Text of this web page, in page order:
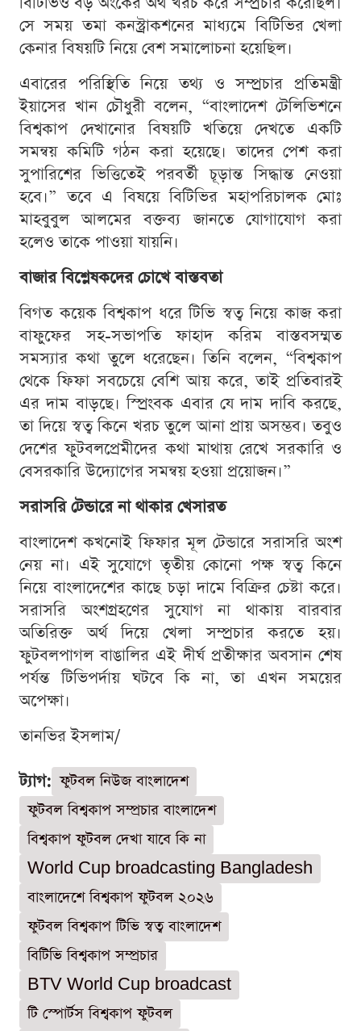
সে সময় তমা কনস্ট্রাকশনের মাধ্যমে বিটিভির খেলা
কেনার বিষয়টি নিয়ে বেশ সমালোচনা হয়েছিল।
এবারের পরিস্থিতি নিয়ে তথ্য ও সম্প্রচার প্রতিমন্ত্রী
ইয়াসের খান চৌধুরী বলেন, “বাংলাদেশ টেলিভিশনে
বিশ্বকাপ দেখানোর বিষয়টি খতিয়ে দেখতে একটি
সমন্বয় কমিটি গঠন করা হয়েছে। তাদের পেশ করা
সুপারিশের ভিত্তিতেই পরবর্তী চূড়ান্ত সিদ্ধান্ত নেওয়া
হবে।” তবে এ বিষয়ে বিটিভির মহাপরিচালক মোঃ
মাহবুবুল আলমের বক্তব্য জানতে যোগাযোগ করা
হলেও তাকে পাওয়া যায়নি।
বাজার বিশ্লেষকদের চোখে বাস্তবতা
বিগত কয়েক বিশ্বকাপ ধরে টিভি স্বত্ব নিয়ে কাজ করা
বাফুফের সহ-সভাপতি ফাহাদ করিম বাস্তবসম্মত
সমস্যার কথা তুলে ধরেছেন। তিনি বলেন, “বিশ্বকাপ
থেকে ফিফা সবচেয়ে বেশি আয় করে, তাই প্রতিবারই
এর দাম বাড়ছে। স্প্রিংবক এবার যে দাম দাবি করছে,
তা দিয়ে স্বত্ব কিনে খরচ তুলে আনা প্রায় অসম্ভব। তবুও
দেশের ফুটবলপ্রেমীদের কথা মাথায় রেখে সরকারি ও
বেসরকারি উদ্যোগের সমন্বয় হওয়া প্রয়োজন।”
সরাসরি টেন্ডারে না থাকার খেসারত
বাংলাদেশ কখনোই ফিফার মূল টেন্ডারে সরাসরি অংশ
নেয় না। এই সুযোগে তৃতীয় কোনো পক্ষ স্বত্ব কিনে
নিয়ে বাংলাদেশের কাছে চড়া দামে বিক্রির চেষ্টা করে।
সরাসরি অংশগ্রহণের সুযোগ না থাকায় বারবার
অতিরিক্ত অর্থ দিয়ে খেলা সম্প্রচার করতে হয়।
ফুটবলপাগল বাঙালির এই দীর্ঘ প্রতীক্ষার অবসান শেষ
পর্যন্ত টিভিপর্দায় ঘটবে কি না, তা এখন সময়ের
অপেক্ষা।
তানভির ইসলাম/
ট্যাগ: ফুটবল নিউজ বাংলাদেশ
ফুটবল বিশ্বকাপ সম্প্রচার বাংলাদেশ
বিশ্বকাপ ফুটবল দেখা যাবে কি না
World Cup broadcasting Bangladesh
বাংলাদেশে বিশ্বকাপ ফুটবল ২০২৬
ফুটবল বিশ্বকাপ টিভি স্বত্ব বাংলাদেশ
বিটিভি বিশ্বকাপ সম্প্রচার
BTV World Cup broadcast
টি স্পোর্টস বিশ্বকাপ ফুটবল